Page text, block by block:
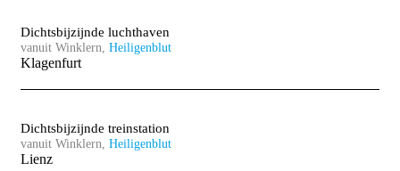
Dichtsbijzijnde luchthaven
vanuit Winklern, Heiligenblut
Klagenfurt
Dichtsbijzijnde treinstation
vanuit Winklern, Heiligenblut
Lienz